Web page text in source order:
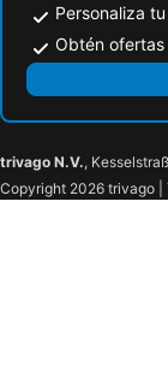
Personaliza
Obtén
trivago N.V.,
Copyright 2026 trivago |